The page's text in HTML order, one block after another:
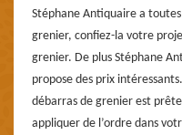
Stéphane Antiquaire a
grenier, confiez-la votre
grenier. De plus Stéphane
propose des prix
débarras de grenier est prête
appliquer de l’ordre dans